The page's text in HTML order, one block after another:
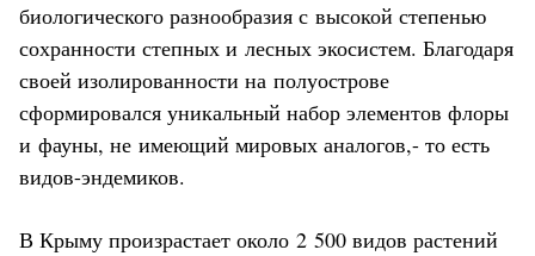
биологического разнообразия с высокой степенью
сохранности степных и лесных экосистем. Благодаря
своей изолированности на полуострове
сформировался уникальный набор элементов флоры
и фауны, не имеющий мировых аналогов,- то есть
видов-эндемиков.
В Крыму произрастает около 2 500 видов растений